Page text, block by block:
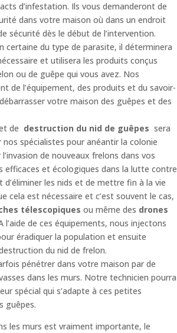
d’infestation. Ils vous demanderont de
dans votre maison où dans un endroit
sécurité dès le début de l’intervention.
certaine du type de parasite, il déterminera
et utilisera les produits conçus
ou de guêpe qui vous avez. Nos
de l’équipement, des produits et du savoir-
votre maison des guêpes et des
de destruction du nid de guêpes sera
spécialistes pour anéantir la colonie
de nouveaux frelons dans vos
efficaces et écologiques dans la lutte contre
les nids et de mettre fin à la vie
cela est nécessaire et c’est souvent le cas,
télescopiques ou même des drones
l’aide de ces équipements, nous injectons
éradiquer la population et ensuite
du nid de frelon.
pénétrer dans votre maison par de
dans les murs. Notre technicien pourra
spécial qui s’adapte à ces petites
guêpes.
les murs est vraiment importante, le